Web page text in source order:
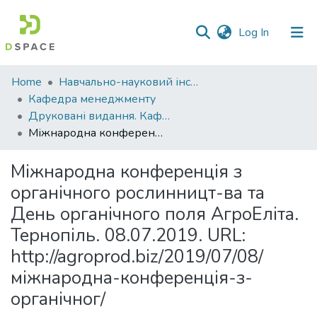
Log In (current)
Communities
&
Collections
All of DSpace
Statistics
Home
Навчально-науковий інститут економіки, управління, права та інформаційних технологій
Кафедра менеджменту
Друковані видання. Кафедра менеджменту ім. І.А. Маркіної
Міжнародна конференція з органічного рослинницт-ва та День органічного поля АгроЕліта. Тернопіль. 08.07.2019. URL: http://agroprod.biz/2019/07/08/міжнародна-конференція-з-органічног/
Міжнародна конференція з
органічного рослинницт-ва та
День органічного поля АгроЕліта.
Тернопіль. 08.07.2019. URL:
http://agroprod.biz/2019/07/08/
міжнародна-конференція-з-
органічног/